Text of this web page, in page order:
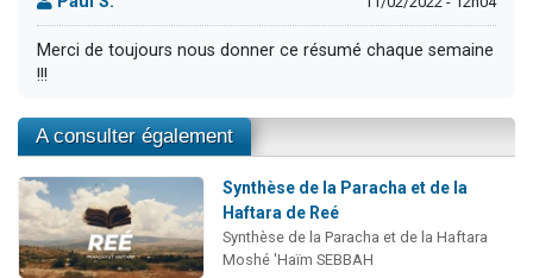
Merci de toujours nous donner ce résumé chaque semaine
!!!
A consulter également
Synthèse de la Paracha et de la
Haftara de Reé
Synthèse de la Paracha et de la Haftara
Moshé 'Haïm SEBBAH